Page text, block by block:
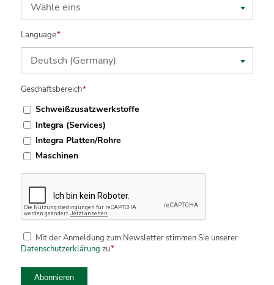
Wähle eins
Language*
Deutsch (Germany)
Geschäftsbereich*
Schweißzusatzwerkstoffe
Integra (Services)
Integra Platten/Rohre
Maschinen
Datenschutzerklärung*
Mit der Anmeldung zum Newsletter stimmen Sie unserer
Datenschutzerklärung zu*
Abonnieren